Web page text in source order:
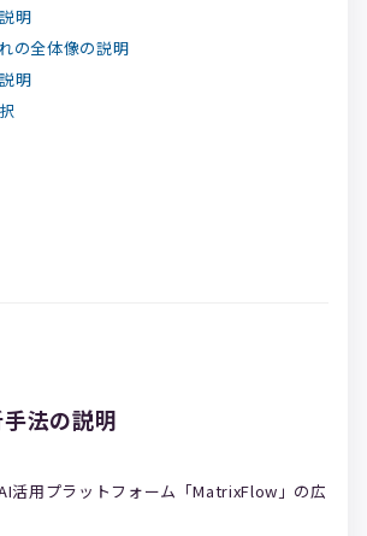
明
の全体像の説明
明
法の説明
活用プラットフォーム「MatrixFlow」の広